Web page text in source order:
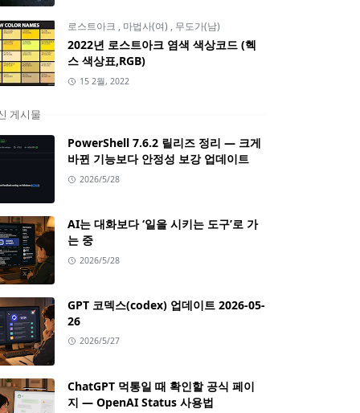
로스트아크 , 마법사(여) , 무도가(남)
2022년 로스트아크 염색 색상코드 (헥
스 색상표,RGB)
15 2월, 2022
게시물
PowerShell 7.6.2 릴리즈 정리 — 크게
바뀐 기능보다 안정성 보강 업데이트
2026/5/28
AI는 대화보다 ‘일을 시키는 도구’로 가
는 중
2026/5/28
GPT 코덱스(codex) 업데이트 2026-05-
26
2026/5/27
ChatGPT 먹통일 때 확인할 공식 페이
지 — OpenAI Status 사용법